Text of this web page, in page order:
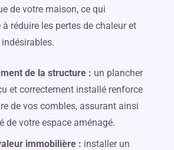
de votre maison, ce qui
réduire les pertes de chaleur et
de la structure : un plancher
et correctement installé renforce
de vos combles, assurant ainsi
de votre espace aménagé.
immobilière : installer un